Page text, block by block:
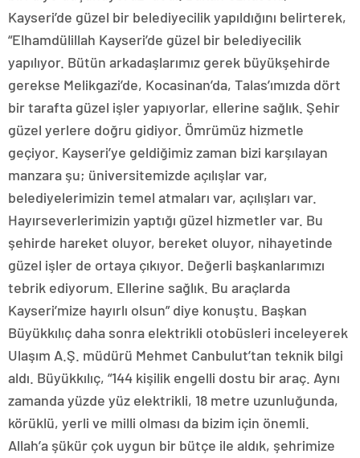
Kayseri’de güzel bir belediyecilik yapıldığını belirterek,
“Elhamdülillah Kayseri’de güzel bir belediyecilik
yapılıyor. Bütün arkadaşlarımız gerek büyükşehirde
gerekse Melikgazi’de, Kocasinan’da, Talas’ımızda dört
bir tarafta güzel işler yapıyorlar, ellerine sağlık. Şehir
güzel yerlere doğru gidiyor. Ömrümüz hizmetle
geçiyor. Kayseri’ye geldiğimiz zaman bizi karşılayan
manzara şu; üniversitemizde açılışlar var,
belediyelerimizin temel atmaları var, açılışları var.
Hayırseverlerimizin yaptığı güzel hizmetler var. Bu
şehirde hareket oluyor, bereket oluyor, nihayetinde
güzel işler de ortaya çıkıyor. Değerli başkanlarımızı
tebrik ediyorum. Ellerine sağlık. Bu araçlarda
Kayseri’mize hayırlı olsun” diye konuştu. Başkan
Büyükkılıç daha sonra elektrikli otobüsleri inceleyerek
Ulaşım A.Ş. müdürü Mehmet Canbulut’tan teknik bilgi
aldı. Büyükkılıç, “144 kişilik engelli dostu bir araç. Aynı
zamanda yüzde yüz elektrikli, 18 metre uzunluğunda,
körüklü, yerli ve milli olması da bizim için önemli.
Allah’a şükür çok uygun bir bütçe ile aldık, şehrimize